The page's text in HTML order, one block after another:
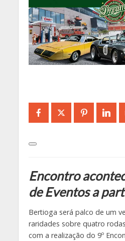
Encontro
de Eventos a
Bertioga será palco de um
raridades sobre quatro
com a realização do 9º